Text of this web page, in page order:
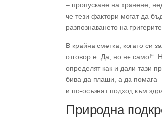
– пропускане на хранене,
че тези фактори могат да
разпознаването на
В крайна сметка, когато си
отговор е „Да, но не само!“.
определят как и дали тази
бива да плаши, а да помага
и по-осъзнат подход към
Природна